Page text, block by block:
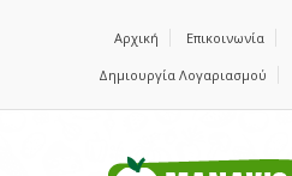
Αρχική Επικοινωνία
Δημιουργία Λογαριασμού